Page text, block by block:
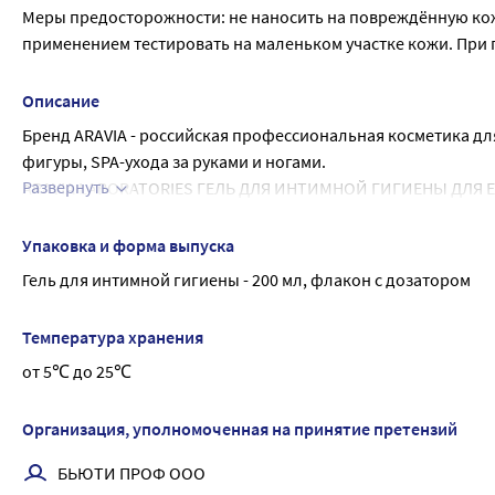
Меры предосторожности: не наносить на повреждённую
применением тестировать на маленьком участке кожи.
Описание
Бренд ARAVIA - российская профессиональная косметика
фигуры, SPA-ухода за руками и ногами.
ARAVIA LABORATORIES ГЕЛЬ ДЛЯ ИНТИМНОЙ ГИГИЕНЫ
Возраст: с 14+ лет
Гель бережно очищает, смягчает и интенсивно увлажняет
Защищает от чувства сухости, дарит ощущение чистоты и
Усиливает защитные функции кожи, обладает
Возможно изменение цвета геля в процессе хранения из-за
-Молочная кислота увлажняет, предотвращает развитие
микрофлору интимной области.
Развернуть
Упаковка и форма выпуска
Гель для интимной гигиены - 200 мл, флакон с дозатором
Температура хранения
от 5℃ до 25℃
Организация, уполномоченная на принятие претензий
БЬЮТИ ПРОФ ООО